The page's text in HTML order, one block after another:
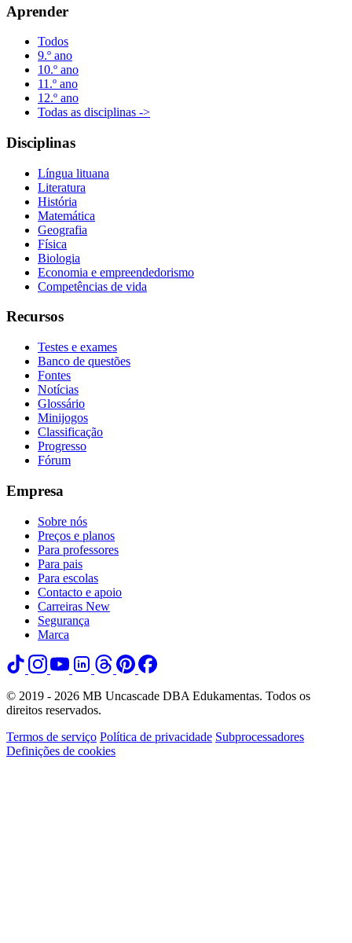
Aprender
Todos
9.º ano
10.º ano
11.º ano
12.º ano
Todas as disciplinas ->
Disciplinas
Língua lituana
Literatura
História
Matemática
Geografia
Física
Biologia
Economia e empreendedorismo
Competências de vida
Recursos
Testes e exames
Banco de questões
Fontes
Notícias
Glossário
Minijogos
Classificação
Progresso
Fórum
Empresa
Sobre nós
Preços e planos
Para professores
Para pais
Para escolas
Contacto e apoio
Carreiras New
Segurança
Marca
© 2019 - 2026 MB Uncascade DBA Edukamentas. Todos os
direitos reservados.
Termos de serviço Política de privacidade Subprocessadores
Definições de cookies